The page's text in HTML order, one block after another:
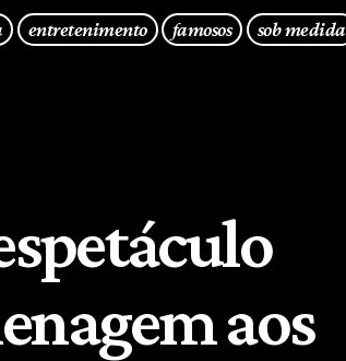
entretenimento famosos sob medida
aos